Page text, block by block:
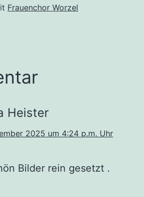
Frauenchor Worzel
Heister
2025 um 4:24 p.m. Uhr
Bilder rein gesetzt .